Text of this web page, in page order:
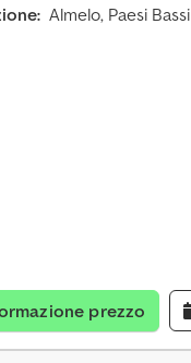
Almelo, Paesi Bassi
prezzo